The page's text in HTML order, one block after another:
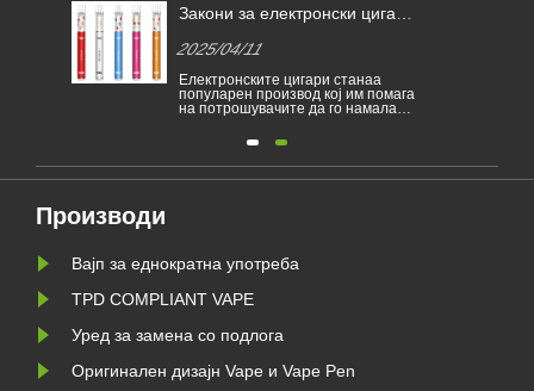
е
Закони за електронски цигари
2025/04/11
Електронските цигари станаа
популарен производ кој им помага
на потрошувачите да го намалат
пушењето. Овој напис ги
илустрира законите и прописите
на електронските цигари според
различни земји. Покрај тоа, има
цигари
Производи
Вајп за еднократна употреба
TPD COMPLIANT VAPE
Уред за замена со подлога
Оригинален дизајн Vape и Vape Pen